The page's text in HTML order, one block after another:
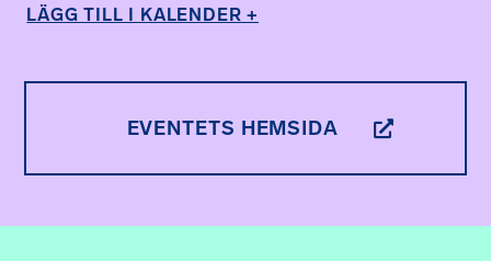
LÄGG TILL I KALENDER +
EVENTETS HEMSIDA